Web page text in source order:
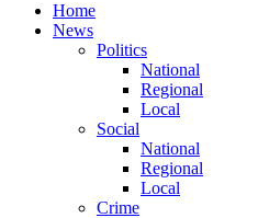
Home
News
Politics
National
Regional
Local
Social
National
Regional
Local
Crime